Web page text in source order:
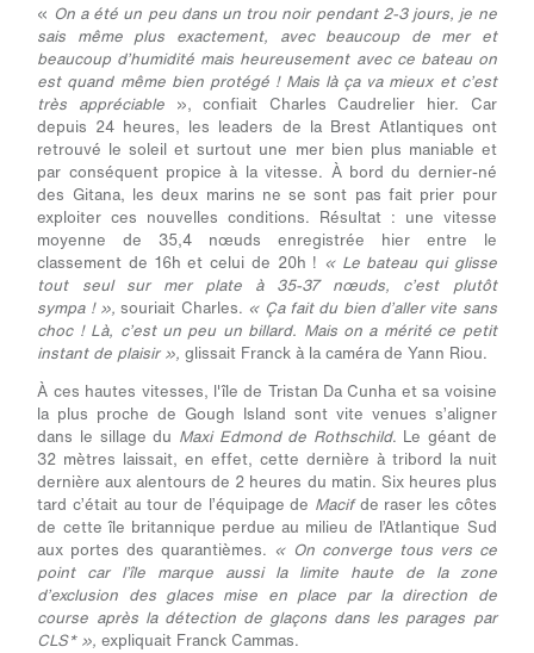
« On a été un peu dans un trou noir pendant 2-3 jours, je ne
sais même plus exactement, avec beaucoup de mer et
beaucoup d’humidité mais heureusement avec ce bateau on
est quand même bien protégé ! Mais là ça va mieux et c’est
très appréciable », confiait Charles Caudrelier hier. Car
depuis 24 heures, les leaders de la Brest Atlantiques ont
retrouvé le soleil et surtout une mer bien plus maniable et
par conséquent propice à la vitesse. À bord du dernier-né
des Gitana, les deux marins ne se sont pas fait prier pour
exploiter ces nouvelles conditions. Résultat : une vitesse
moyenne de 35,4 nœuds enregistrée hier entre le
classement de 16h et celui de 20h ! « Le bateau qui glisse
tout seul sur mer plate à 35-37 nœuds, c’est plutôt
sympa ! »,souriait Charles. « Ça fait du bien d’aller vite sans
choc ! Là, c’est un peu un billard. Mais on a mérité ce petit
instant de plaisir »,glissait Franck à la caméra de Yann Riou.
À ces hautes vitesses, l'île de Tristan Da Cunha et sa voisine
la plus proche de Gough Island sont vite venues s’aligner
dans le sillage du Maxi Edmond de Rothschild. Le géant de
32 mètres laissait, en effet, cette dernière à tribord la nuit
dernière aux alentours de 2 heures du matin. Six heures plus
tard c’était au tour de l’équipage de Macifde raser les côtes
de cette île britannique perdue au milieu de l’Atlantique Sud
aux portes des quarantièmes. « On converge tous vers ce
point car l’île marque aussi la limite haute de la zone
d’exclusion des glaces mise en place par la direction de
course après la détection de glaçons dans les parages par
CLS* », expliquait Franck Cammas.